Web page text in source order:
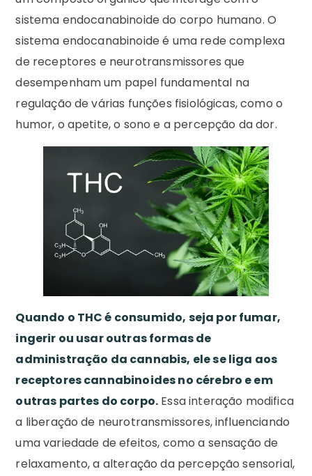
sistema endocanabinoide do corpo humano. O
sistema endocanabinoide é uma rede complexa
de receptores e neurotransmissores que
desempenham um papel fundamental na
regulação de várias funções fisiológicas, como o
humor, o apetite, o sono e a percepção da dor.
Quando o THC é consumido, seja por fumar,
ingerir ou usar outras formas de
administração da cannabis, ele se liga aos
receptores cannabinoides no cérebro e em
outras partes do corpo. Essa interação modifica
a liberação de neurotransmissores, influenciando
uma variedade de efeitos, como a sensação de
relaxamento, a alteração da percepção sensorial,